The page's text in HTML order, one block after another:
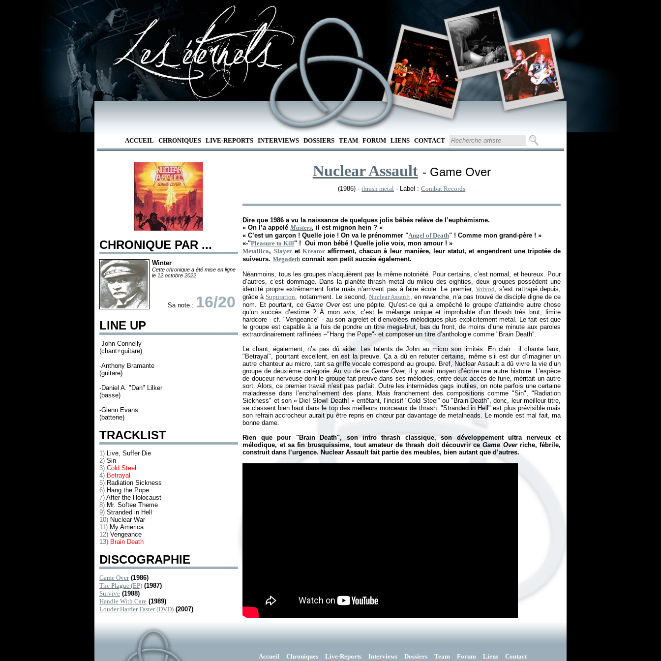
ACCUEIL CHRONIQUES LIVE-REPORTS INTERVIEWS DOSSIERS TEAM FORUM LIENS CONTACT
CHRONIQUE PAR ...
Winter
Cette chronique a été mise en ligne
le 12 octobre 2022
Sa note : 16/20
LINE UP
-John Connelly
(chant+guitare)
-Anthony Bramante
(guitare)
-Daniel A. "Dan" Lilker
(basse)
-Glenn Evans
(batterie)
TRACKLIST
1) Live, Suffer Die
2) Sin
3) Cold Steel
4) Betrayal
5) Radiation Sickness
6) Hang the Pope
7) After the Holocaust
8) Mr. Softee Theme
9) Stranded in Hell
10) Nuclear War
11) My America
12) Vengeance
13) Brain Death
DISCOGRAPHIE
Game Over (1986)
The Plague (EP) (1987)
Survive (1988)
Handle With Care (1989)
Louder Harder Faster (DVD) (2007)
Nuclear Assault - Game Over
(1986) -thrash metal - Label :Combat Records
Dire que 1986 a vu la naissance de quelques jolis bébés relève de l’euphémisme.
« On l’a appeléMasters, il est mignon hein ? »
« C’est un garçon ! Quelle joie ! On va le prénommer "Angel of Death" ! Comme mon grand-père ! »
«-"Pleasure to Kill" ! Oui mon bébé ! Quelle jolie voix, mon amour ! »
Metallica, Slayeret Kreatoraffirment, chacun à leur manière, leur statut, et engendrent une tripotée de
suiveurs.Megadeth connait son petit succès également.
Néanmoins, tous les groupes n’acquièrent pas la même notoriété. Pour certains, c’est normal, et heureux. Pour
d’autres, c’est dommage. Dans la planète thrash metal du milieu des eighties, deux groupes possèdent une
identité propre extrêmement forte mais n’arrivent pas à faire école. Le premier, Voivod, s’est rattrapé depuis,
grâce à Supuration, notamment. Le second, Nuclear Assault, en revanche, n’a pas trouvé de disciple digne de ce
nom. Et pourtant, ceGame Overest une pépite. Qu’est-ce qui a empêché le groupe d’atteindre autre chose
qu’un succès d’estime ? À mon avis, c’est le mélange unique et improbable d’un thrash très brut, limite
hardcore - cf. "Vengeance" - au son aigrelet et d’envolées mélodiques plus explicitement metal. Le fait est que
le groupe est capable à la fois de pondre un titre mega-brut, bas du front, de moins d’une minute aux paroles
extraordinairement raffinées –"Hang the Pope"- et composer un titre d’anthologie comme "Brain Death".
Le chant, également, n’a pas dû aider. Les talents de John au micro son limités. En clair : il chante faux,
"Betrayal", pourtant excellent, en est la preuve. Ça a dû en rebuter certains, même s’il est dur d’imaginer un
autre chanteur au micro, tant sa griffe vocale correspond au groupe. Bref, Nuclear Assault a dû vivre la vie d’un
groupe de deuxième catégorie. Au vu de ceGame Over, il y avait moyen d’écrire une autre histoire. L’espèce
de douceur nerveuse dont le groupe fait preuve dans ses mélodies, entre deux accès de furie, méritait un autre
sort. Alors, ce premier travail n’est pas parfait. Outre les intermèdes gags inutiles, on note parfois une certaine
maladresse dans l’enchaînement des plans. Mais franchement des compositions comme "Sin", "Radiation
Sickness" et son « Die! Slow! Death! » entêtant, l’incisif "Cold Steel" ou "Brain Death", donc, leur meilleur titre,
se classent bien haut dans le top des meilleurs morceaux de thrash. "Stranded in Hell" est plus prévisible mais
son refrain accrocheur aurait pu être repris en chœur par davantage de metalheads. Le monde est mal fait, ma
bonne dame.
Rien que pour "Brain Death", son intro thrash classique, son développement ultra nerveux et
mélodique, et sa fin brusquissime, tout amateur de thrash doit découvrir ceGame Overriche, fébrile,
construit dans l’urgence. Nuclear Assault fait partie des meubles, bien autant que d’autres.
Accueil Chroniques Live-Reports Interviews Dossiers Team Forum Liens Contact